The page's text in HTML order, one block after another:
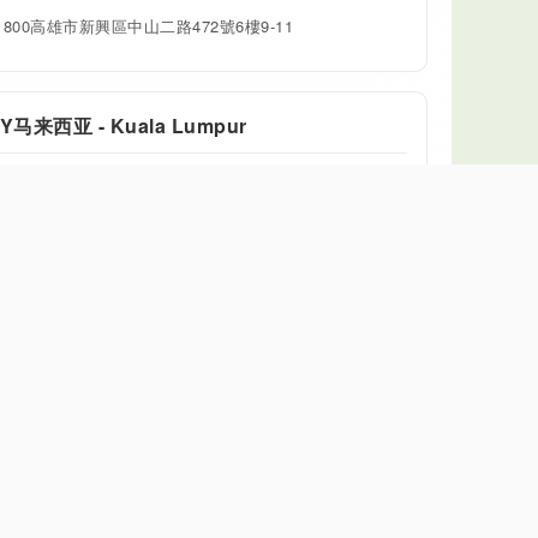
800高雄市新興區中山二路472號6樓9-11
马来西亚 - Kuala Lumpur